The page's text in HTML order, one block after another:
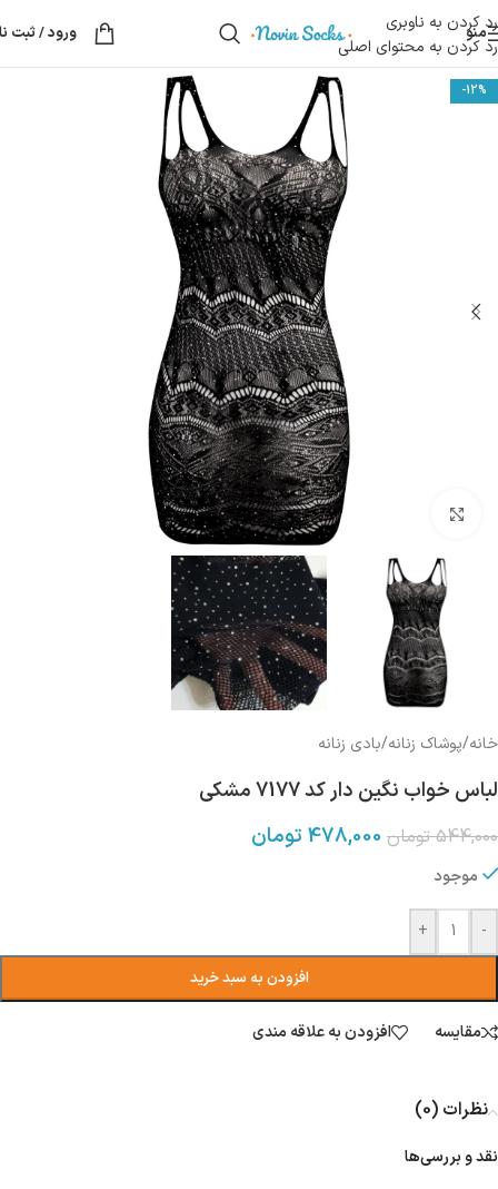
رد کردن به ناوبری
رد کردن به محتوای اصلی
منو ورود / ثبت
-12%
بزرگنمایی تصویر
خانه/پوشاک زنانه/بادی زنانه
لباس خواب نگین دار کد 7177 مشکی
544,000 تومان 478,000 تومان
موجود
-
+
افزودن به سبد خرید
مقایسه افزودن به علاقه مندی
نظرات (0)
نقد و بررسی‌ها